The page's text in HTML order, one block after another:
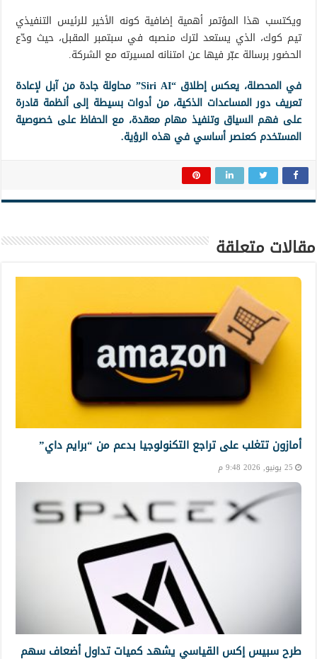
ويكتسب هذا المؤتمر أهمية إضافية كونه الأخير للرئيس التنفيذي
تيم كوك، الذي يستعد لترك منصبه في سبتمبر المقبل، حيث ودّع
الحضور برسالة عبّر فيها عن امتنانه لمسيرته مع الشركة.
في المحصلة، يعكس إطلاق “Siri AI” محاولة جادة من آبل لإعادة
تعريف دور المساعدات الذكية، من أدوات بسيطة إلى أنظمة قادرة
على فهم السياق وتنفيذ مهام معقدة، مع الحفاظ على خصوصية
المستخدم كعنصر أساسي في هذه الرؤية.
مقالات متعلقة
أمازون تتغلب على تراجع التكنولوجيا بدعم من “برايم داي”
25 يونيو, 2026 9:48 م
طرح سبيس إكس القياسي يشهد كميات تداول أضعاف سهم